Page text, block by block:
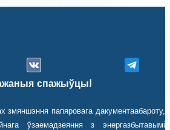
спажыўцы!
змяншэння папяровага дакументаабароту,
ўзаемадзеяння з энергазбытавымі